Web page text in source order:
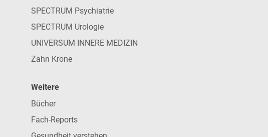
SPECTRUM Psychiatrie
SPECTRUM Urologie
UNIVERSUM INNERE MEDIZIN
Zahn Krone
Weitere
Bücher
Fach-Reports